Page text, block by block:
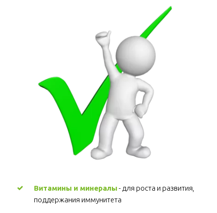
Витамины и минералы - для роста и развития,
поддержания иммунитета